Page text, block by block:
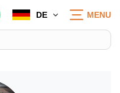
DE MENU